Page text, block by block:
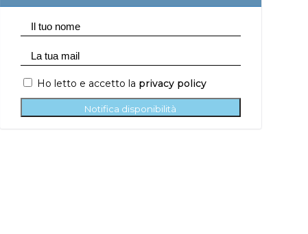
Ho letto e accetto la privacy policy
Notifica disponibilità